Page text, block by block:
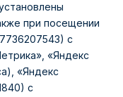
при посещении
с
«Яндекс
«Яндекс
с